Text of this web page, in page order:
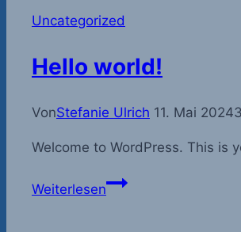
Uncategorized
Hello world!
VonStefanie Ulrich 11. Mai 2024
Welcome to WordPress. This is
WeiterlesenHello